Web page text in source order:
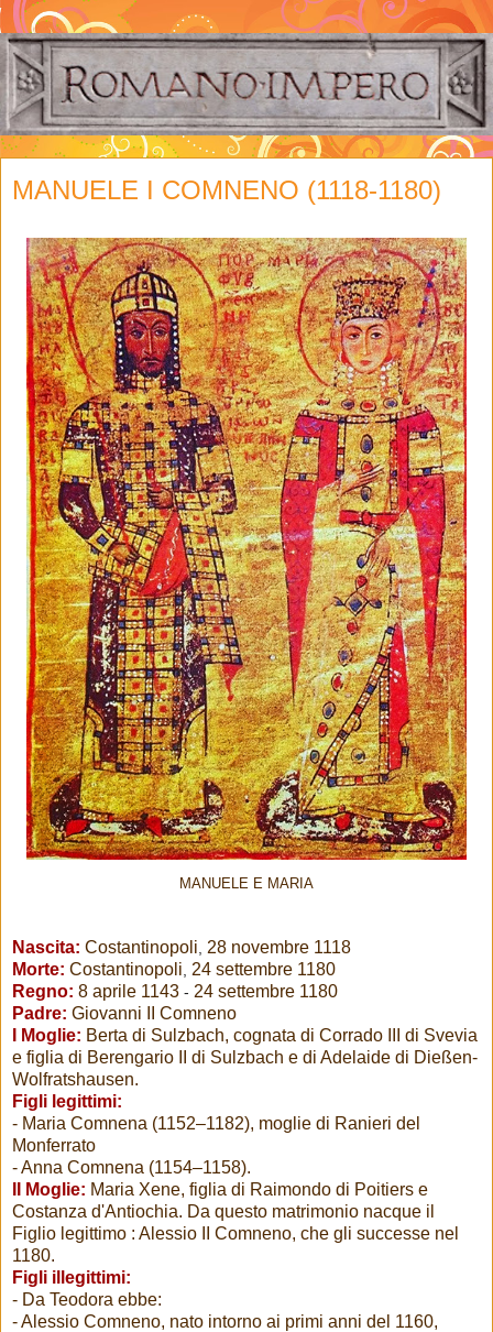
MANUELE I COMNENO (1118-1180)
MANUELE E MARIA
Nascita: Costantinopoli 28 novembre 1118
Morte: Costantinopoli 24 settembre 1180
Regno: 8 aprile 1143 - 24 settembre 1180
Padre: Giovanni II Comneno
I Moglie: Berta di Sulzbach, cognata di Corrado III di Svevia
e figlia di Berengario II di Sulzbach e di Adelaide di Dießen-
Wolfratshausen.
Figli legittimi:
- Maria Comnena (1152–1182), moglie di Ranieri del
Monferrato
- Anna Comnena (1154–1158).
II Moglie: Maria Xene, figlia di Raimondo di Poitiers e
Costanza d'Antiochia. Da questo matrimonio nacque il
Figlio legittimo : Alessio II Comneno, che gli successe nel
1180.
Figli illegittimi:
- Da Teodora ebbe:
- Alessio Comneno, nato intorno ai primi anni del 1160,